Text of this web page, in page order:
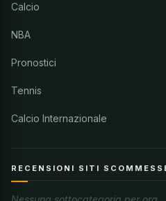
Calcio
NBA
Pronostici
Tennis
Calcio Internazionale
RECENSIONI SITI